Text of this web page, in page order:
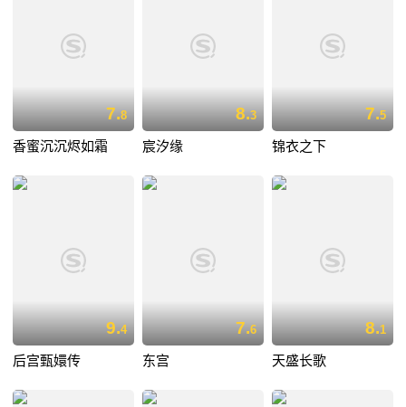
7.8
香蜜沉沉烬如霜
8.3
宸汐缘
7.5
锦衣之下
9.4
后宫甄嬛传
7.6
东宫
8.1
天盛长歌